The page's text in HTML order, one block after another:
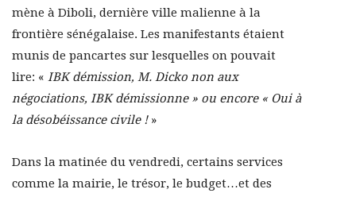
mène à Diboli, dernière ville malienne à la
frontière sénégalaise. Les manifestants étaient
munis de pancartes sur lesquelles on pouvait
lire: « IBK démission, M. Dicko non aux
négociations, IBK démissionne » ou encore « Oui à
la désobéissance civile !»
Dans la matinée du vendredi, certains services
comme la mairie, le trésor, le budget…et des